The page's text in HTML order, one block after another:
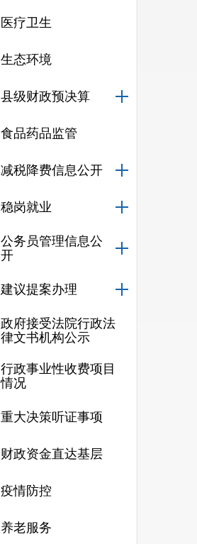
医疗卫生
生态环境
县级财政预决算
食品药品监管
减税降费信息公开
稳岗就业
公务员管理信息公
开
建议提案办理
政府接受法院行政法
律文书机构公示
行政事业性收费项目
情况
重大决策听证事项
财政资金直达基层
疫情防控
养老服务